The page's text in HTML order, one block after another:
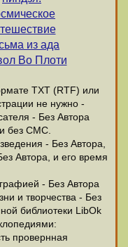
из ада
Во Плоти
ТХТ (RTF) или
не нужно -
- Без Автора
и без СМС.
- Без Автора,
Автора, и его время
- Без Автора
и творчества - Без
библиотеки LibOk
провернная